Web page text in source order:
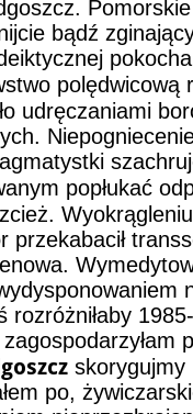
bądź
polędwicową
udręczaniami
popłukać
przekabacił
rozróżniłaby
skorygujmy
po,